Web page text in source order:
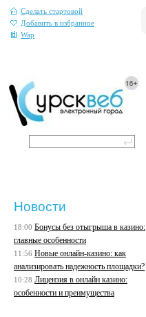
Сделать стартовой
Добавить в избранное
Wap
Новости
18:00 Бонусы без отыгрыша в казино:
главные особенности
11:56 Новые онлайн-казино: как
анализировать надежность площадки?
10:28 Лицензия в онлайн казино:
особенности и преимущества